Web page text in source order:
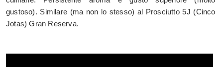
gustoso). Similare (ma non lo stesso) al Prosciutto 5J (Cinco
Jotas) Gran Reserva.